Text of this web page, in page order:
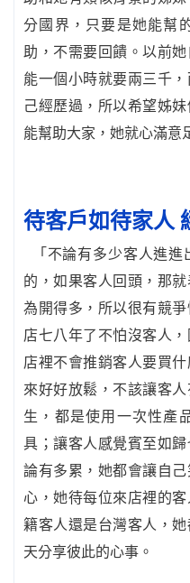
分國界，只要是她能幫
助，不需要回饋。以前
能一個小時就要兩三千
己經歷過，所以希望姊
能幫助大家，她就心滿意
待客戶如待家人
「不論有多少客人進進
的，如果客人回頭，那
為開得多，所以很有競
店七八年了不怕沒客人
店裡不會推銷客人要買
來好好放鬆，不該讓客
生，都是使用一次性產
具；讓客人感覺賓至如
論有多累，她都會讓自
心，她待每位來店裡的
籍客人還是台灣客人，
天分享彼此的心事。